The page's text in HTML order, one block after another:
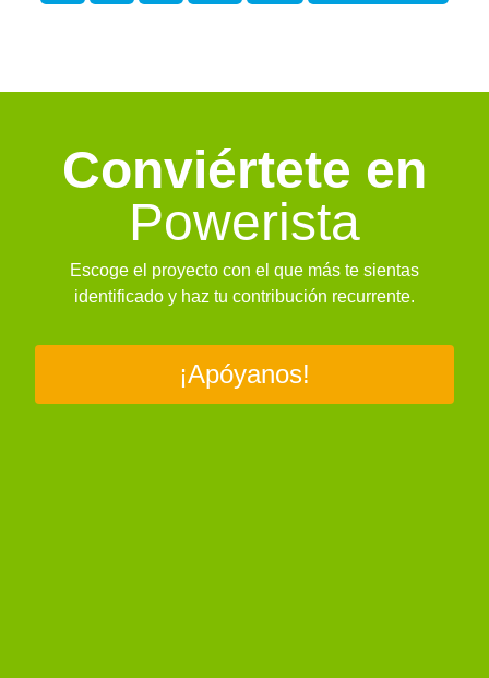
Conviértete en
Powerista
Escoge el proyecto con el que más te sientas
identificado y haz tu contribución recurrente.
¡Apóyanos!